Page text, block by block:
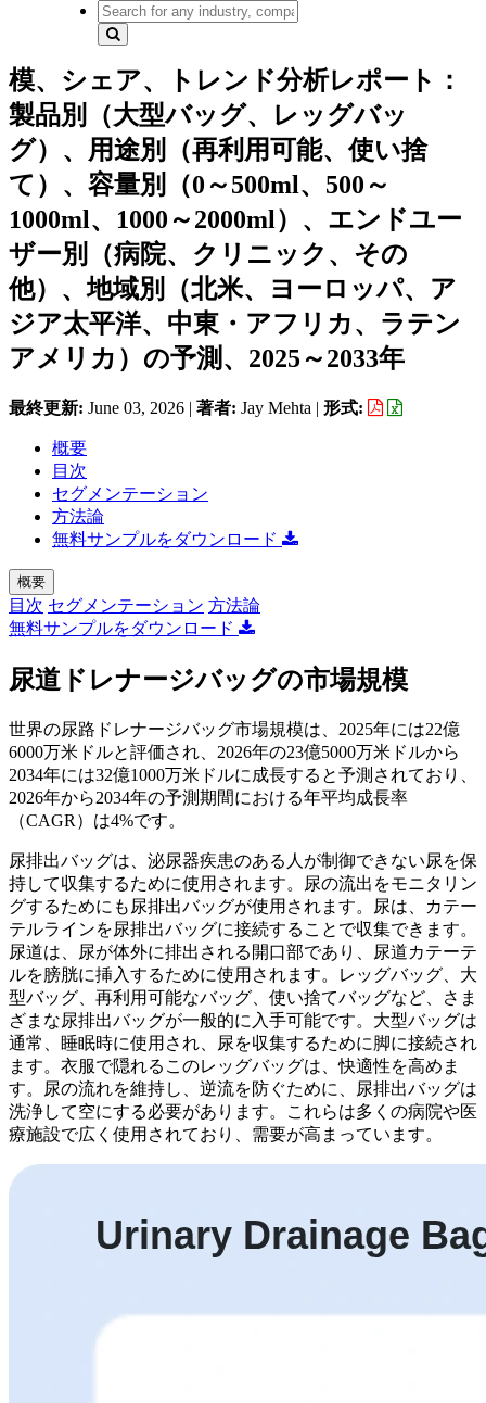
模、シェア、トレンド分析レポート：
製品別（大型バッグ、レッグバッ
グ）、用途別（再利用可能、使い捨
て）、容量別（0～500ml、500～
1000ml、1000～2000ml）、エンドユー
ザー別（病院、クリニック、その
他）、地域別（北米、ヨーロッパ、ア
ジア太平洋、中東・アフリカ、ラテン
アメリカ）の予測、2025～2033年
最終更新: June 03, 2026 | 著者: Jay Mehta | 形式:
概要
目次
セグメンテーション
方法論
無料サンプルをダウンロード
概要
目次 セグメンテーション 方法論
無料サンプルをダウンロード
尿道ドレナージバッグの市場規模
世界の尿路ドレナージバッグ市場規模は、2025年には22億
6000万米ドルと評価され、2026年の23億5000万米ドルから
2034年には32億1000万米ドルに成長すると予測されており、
2026年から2034年の予測期間における年平均成長率
（CAGR）は4%です。
尿排出バッグは、泌尿器疾患のある人が制御できない尿を保
持して収集するために使用されます。尿の流出をモニタリン
グするためにも尿排出バッグが使用されます。尿は、カテー
テルラインを尿排出バッグに接続することで収集できます。
尿道は、尿が体外に排出される開口部であり、尿道カテーテ
ルを膀胱に挿入するために使用されます。レッグバッグ、大
型バッグ、再利用可能なバッグ、使い捨てバッグなど、さま
ざまな尿排出バッグが一般的に入手可能です。大型バッグは
通常、睡眠時に使用され、尿を収集するために脚に接続され
ます。衣服で隠れるこのレッグバッグは、快適性を高めま
す。尿の流れを維持し、逆流を防ぐために、尿排出バッグは
洗浄して空にする必要があります。これらは多くの病院や医
療施設で広く使用されており、需要が高まっています。